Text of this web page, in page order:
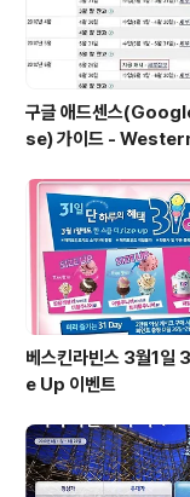
구글 애드센스
se) 가이드 -
베스킨라빈스 3월1일
e Up 이벤트